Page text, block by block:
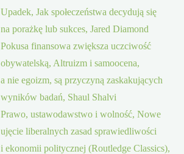
Upadek, Jak społeczeństwa decydują się
na porażkę lub sukces, Jared Diamond
Pokusa finansowa zwiększa uczciwość
obywatelską, Altruizm i samoocena,
a nie egoizm, są przyczyną zaskakujących
wyników badań, Shaul Shalvi
Prawo, ustawodawstwo i wolność, Nowe
ujęcie liberalnych zasad sprawiedliwości
i ekonomii politycznej (Routledge Classics),